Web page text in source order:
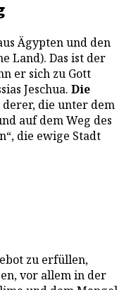
Ägypten und den
Land). Das ist der
er sich zu Gott
Jeschua. Die
die unter dem
auf dem Weg des
die ewige Stadt
zu erfüllen,
vor allem in der